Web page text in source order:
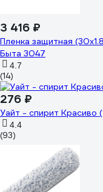
3 416 ₽
Пленка защитная
Быта 3047
4.7
(14)
276 ₽
Уайт - спирит Красиво
4.4
(93)